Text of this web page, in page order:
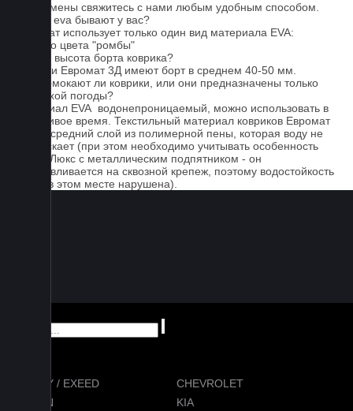
Для замены свяжитесь с нами любым удобным способом.
Серые eva бывают у вас?
Евромат использует только один вид материала EVA:
черного цвета "ромбы"
Какова высота борта коврика?
Коврики Евромат 3Д имеют борт в среднем 40-50 мм.
Не промокают ли коврики, или они предназначены только
для сухой погоды?
Материал EVA водонепроницаемый, можно использовать в
дождливое время. Текстильный материал ковриков Евромат
имеет средний слой из полимерной пены, которая воду не
пропускает (при этом необходимо учитывать особенность
серии Люкс с металлическим подпятником - он
устанавливается на сквозной крепеж, поэтому водостойкость
ковра в этом месте нарушена).
CHERY / EXEED
CHEVROLET
RAVON
KIA